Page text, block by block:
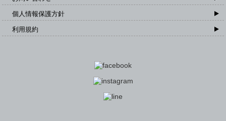
個人情報保護方針
利用規約